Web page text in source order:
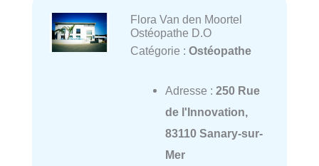
Flora Van den Moortel
Ostéopathe D.O
Catégorie : Ostéopathe
Adresse : 250 Rue
de l'Innovation,
83110 Sanary-sur-
Mer